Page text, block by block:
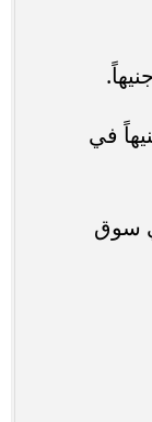
يصل إلى حوالي 35 جنيهاً في
جنيهاً في سوق